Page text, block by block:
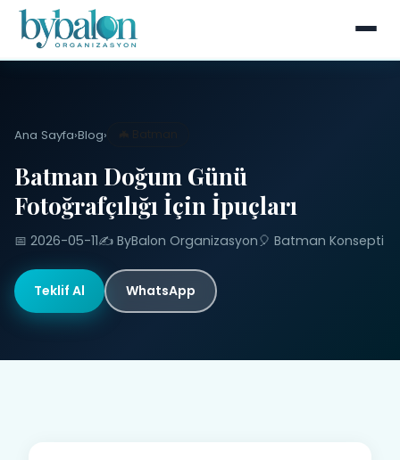
Ana Sayfa›Blog› 🦇 Batman
Batman Doğum Günü
Fotoğrafçılığı İçin İpuçları
📅 2026-05-11✍️ ByBalon Organizasyon🎈 Batman Konsepti
Teklif Al WhatsApp